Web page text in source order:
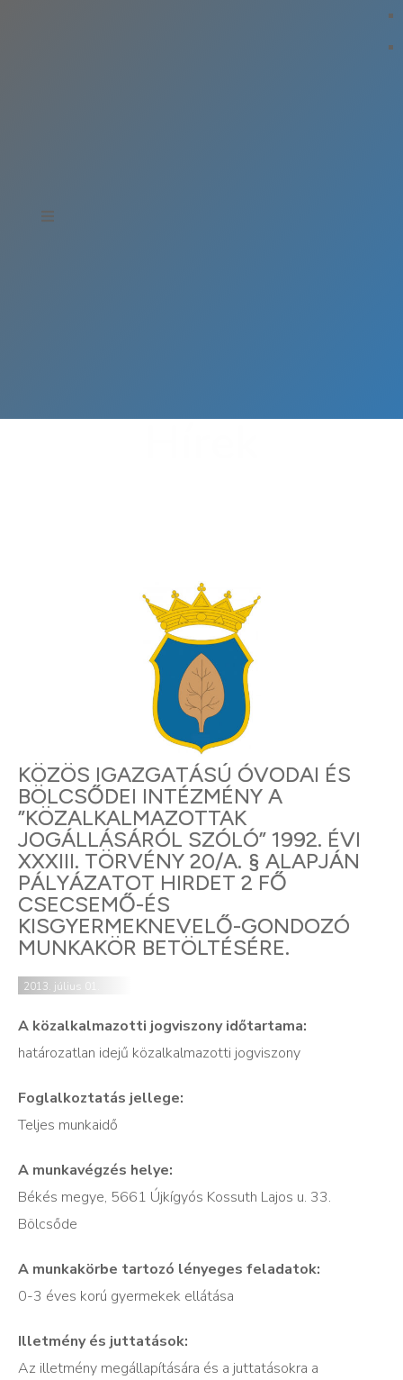
KÖZÖS IGAZGATÁSÚ ÓVODAI ÉS
BÖLCSŐDEI INTÉZMÉNY A
”KÖZALKALMAZOTTAK
JOGÁLLÁSÁRÓL SZÓLÓ” 1992. ÉVI
XXXIII. TÖRVÉNY 20/A. § ALAPJÁN
PÁLYÁZATOT HIRDET 2 FŐ
CSECSEMŐ-ÉS
KISGYERMEKNEVELŐ-GONDOZÓ
MUNKAKÖR BETÖLTÉSÉRE.
2013. július 01.
A közalkalmazotti jogviszony időtartama:
határozatlan idejű közalkalmazotti jogviszony
Foglalkoztatás jellege:
Teljes munkaidő
A munkavégzés helye:
Békés megye, 5661 Újkígyós Kossuth Lajos u. 33.
Bölcsőde
A munkakörbe tartozó lényeges feladatok:
0-3 éves korú gyermekek ellátása
Illetmény és juttatások:
Az illetmény megállapítására és a juttatásokra a